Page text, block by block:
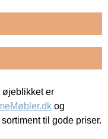
er
og
til gode priser.